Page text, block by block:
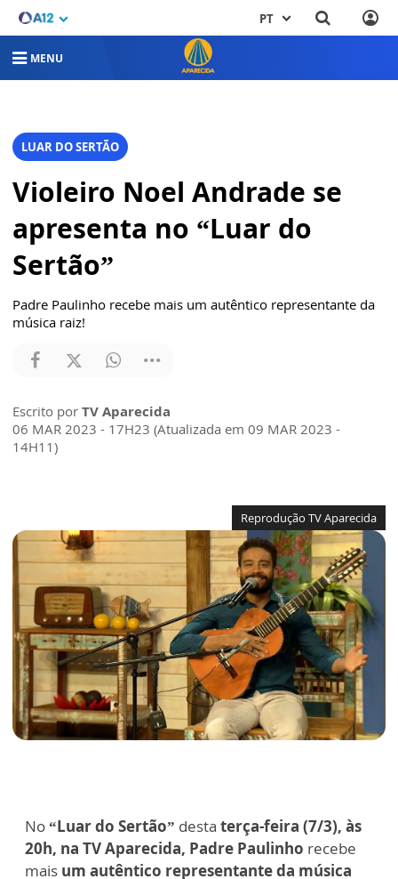
PT
MENU
LUAR DO SERTÃO
Violeiro Noel Andrade se
apresenta no “Luar do
Sertão”
Padre Paulinho recebe mais um autêntico representante da
música raiz!
Escrito por TV Aparecida
06 MAR 2023 - 17H23 (Atualizada em 09 MAR 2023 -
14H11)
Reprodução TV Aparecida
No“Luar do Sertão” desta terça-feira (7/3), às
20h, na TV Aparecida, Padre Paulinho recebe
mais um autêntico representante da música